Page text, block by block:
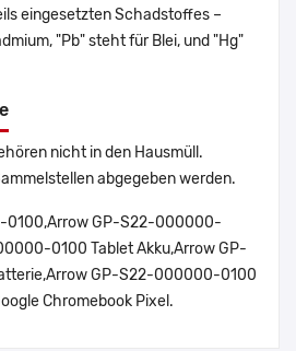
eingesetzten Schadstoffes –
"Pb" steht für Blei, und "Hg"
nicht in den Hausmüll.
abgegeben werden.
GP-S22-000000-
0100 Tablet Akku,Arrow GP-
GP-S22-000000-0100
Chromebook Pixel.